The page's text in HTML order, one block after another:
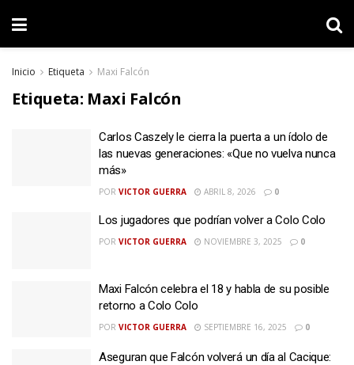
Inicio Etiqueta Maxi Falcón
Etiqueta: Maxi Falcón
Carlos Caszely le cierra la puerta a un ídolo de
las nuevas generaciones: «Que no vuelva nunca
más»
POR VICTOR GUERRA ABRIL 8, 2026 0
Los jugadores que podrían volver a Colo Colo
POR VICTOR GUERRA NOVIEMBRE 3, 2025 0
Maxi Falcón celebra el 18 y habla de su posible
retorno a Colo Colo
POR VICTOR GUERRA SEPTIEMBRE 16, 2025 0
Aseguran que Falcón volverá un día al Cacique: